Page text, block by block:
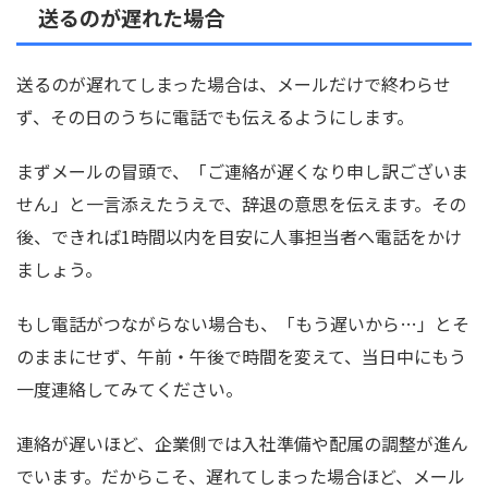
送るのが遅れた場合
送るのが遅れてしまった場合は、メールだけで終わらせ
ず、その日のうちに電話でも伝えるようにします。
まずメールの冒頭で、「ご連絡が遅くなり申し訳ございま
せん」と一言添えたうえで、辞退の意思を伝えます。その
後、できれば1時間以内を目安に人事担当者へ電話をかけ
ましょう。
もし電話がつながらない場合も、「もう遅いから…」とそ
のままにせず、午前・午後で時間を変えて、当日中にもう
一度連絡してみてください。
連絡が遅いほど、企業側では入社準備や配属の調整が進ん
でいます。だからこそ、遅れてしまった場合ほど、メール